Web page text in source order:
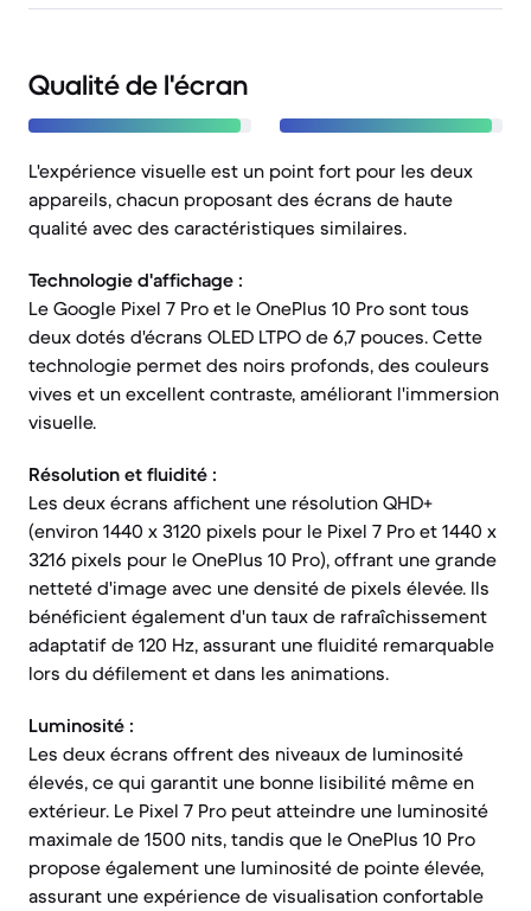
Qualité de l'écran
L'expérience visuelle est un point fort pour les deux
appareils, chacun proposant des écrans de haute
qualité avec des caractéristiques similaires.
Technologie d'affichage :
Le Google Pixel 7 Pro et le OnePlus 10 Pro sont tous
deux dotés d'écrans OLED LTPO de 6,7 pouces. Cette
technologie permet des noirs profonds, des couleurs
vives et un excellent contraste, améliorant l'immersion
visuelle.
Résolution et fluidité :
Les deux écrans affichent une résolution QHD+
(environ 1440 x 3120 pixels pour le Pixel 7 Pro et 1440 x
3216 pixels pour le OnePlus 10 Pro), offrant une grande
netteté d'image avec une densité de pixels élevée. Ils
bénéficient également d'un taux de rafraîchissement
adaptatif de 120 Hz, assurant une fluidité remarquable
lors du défilement et dans les animations.
Luminosité :
Les deux écrans offrent des niveaux de luminosité
élevés, ce qui garantit une bonne lisibilité même en
extérieur. Le Pixel 7 Pro peut atteindre une luminosité
maximale de 1500 nits, tandis que le OnePlus 10 Pro
propose également une luminosité de pointe élevée,
assurant une expérience de visualisation confortable